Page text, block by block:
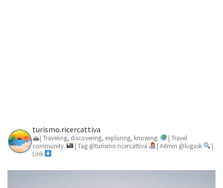
turismo.ricercattiva
🏔| Traveling, discovering, exploring, knowing.
| Travel
community.
| Tag @turismo.ricercattiva | Admin @lugask
|
Link